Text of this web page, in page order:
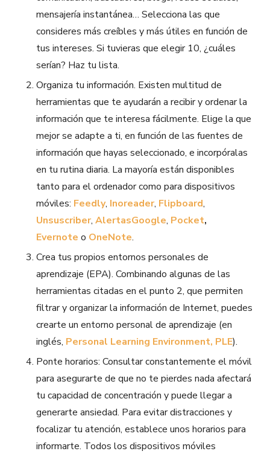
mensajería instantánea… Selecciona las que
consideres más creíbles y más útiles en función de
tus intereses. Si tuvieras que elegir 10, ¿cuáles
serían? Haz tu lista.
Organiza tu información. Existen multitud de
herramientas que te ayudarán a recibir y ordenar la
información que te interesa fácilmente. Elige la que
mejor se adapte a ti, en función de las fuentes de
información que hayas seleccionado, e incorpóralas
en tu rutina diaria. La mayoría están disponibles
tanto para el ordenador como para dispositivos
móviles: Feedly, Inoreader, Flipboard,
Unsuscriber, AlertasGoogle, Pocket,
Evernote o OneNote.
Crea tus propios entornos personales de
aprendizaje (EPA). Combinando algunas de las
herramientas citadas en el punto 2, que permiten
filtrar y organizar la información de Internet, puedes
crearte un entorno personal de aprendizaje (en
inglés, Personal Learning Environment, PLE).
Ponte horarios: Consultar constantemente el móvil
para asegurarte de que no te pierdes nada afectará
tu capacidad de concentración y puede llegar a
generarte ansiedad. Para evitar distracciones y
focalizar tu atención, establece unos horarios para
informarte. Todos los dispositivos móviles